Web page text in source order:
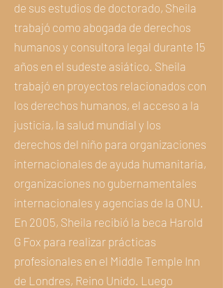
de sus estudios de doctorado, Sheila
trabajó como abogada de derechos
humanos y consultora legal durante 15
años en el sudeste asiático. Sheila
trabajó en proyectos relacionados con
los derechos humanos, el acceso a la
justicia, la salud mundial y los
derechos del niño para organizaciones
internacionales de ayuda humanitaria,
organizaciones no gubernamentales
internacionales y agencias de la ONU.
En 2005, Sheila recibió la beca Harold
G Fox para realizar prácticas
profesionales en el Middle Temple Inn
de Londres, Reino Unido. Luego